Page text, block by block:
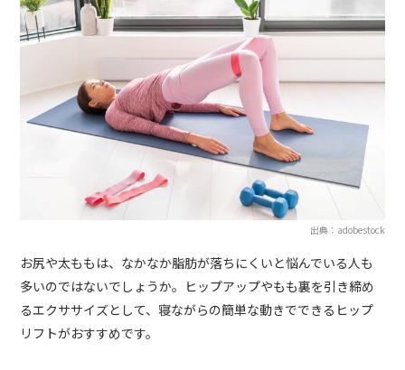
出典：adobestock
お尻や太ももは、なかなか脂肪が落ちにくいと悩んでいる人も
多いのではないでしょうか。ヒップアップやもも裏を引き締め
るエクササイズとして、寝ながらの簡単な動きでできるヒップ
リフトがおすすめです。